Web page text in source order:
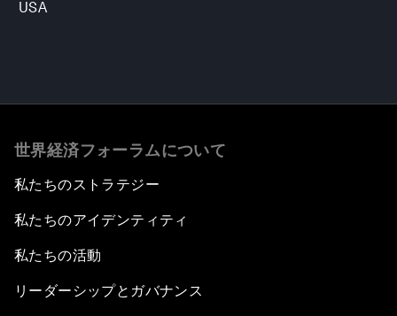
USA
世界経済フォーラムについて
私たちのストラテジー
私たちのアイデンティティ
私たちの活動
リーダーシップとガバナンス